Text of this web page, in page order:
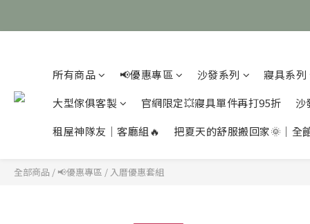
所有商品 📢優惠專區 沙發系列
寢具系列
大型傢俱客製
官網限定💥寢具單件再打95折
沙
租屋神隊友｜客廳組🔥
把夏天的舒服搬回家🌞｜全
全部商品 / 📢優惠專區 / 入厝優惠套組